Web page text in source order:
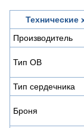
Технические
Производитель
Тип ОВ
Тип сердечника
Броня